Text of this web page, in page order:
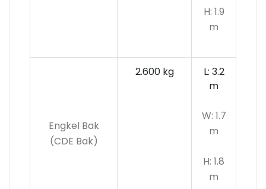
H: 1.9
m
Engkel Bak
(CDE Bak)
2.600 kg
L: 3.2
m
W: 1.7
m
H: 1.8
m